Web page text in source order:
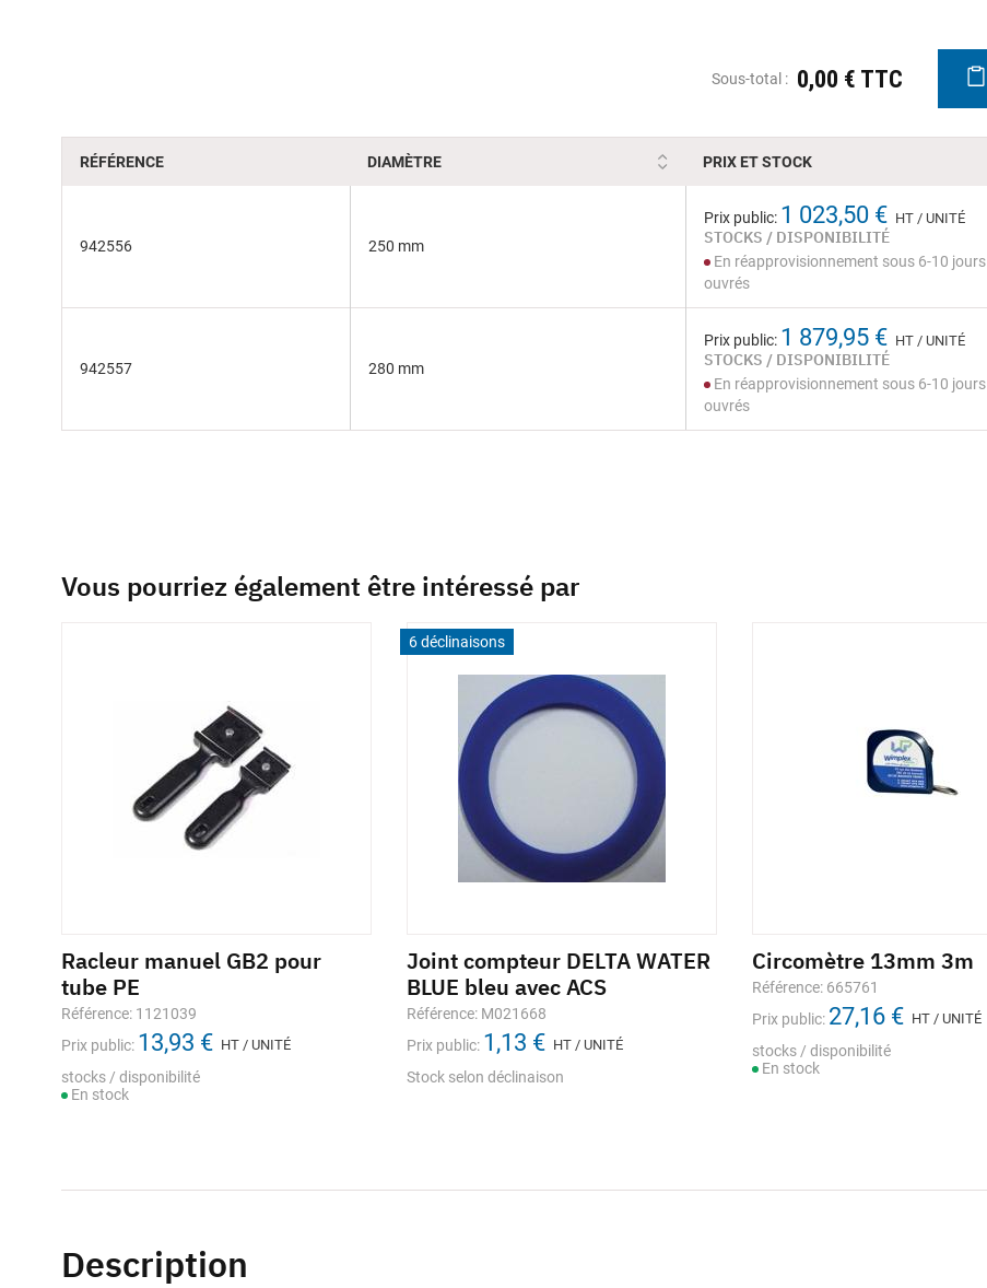
Sous-total : 0,00 € TTC
RÉFÉRENCE DIAMÈTRE PRIX ET STOCK
942556 250 mm
Prix public: 1 023,50 € HT / UNITÉ
STOCKS / DISPONIBILITÉ
En réapprovisionnement sous 6-10 jours
ouvrés
942557 280 mm
Prix public: 1 879,95 € HT / UNITÉ
STOCKS / DISPONIBILITÉ
En réapprovisionnement sous 6-10 jours
ouvrés
Vous pourriez également être intéressé par
Racleur manuel GB2 pour
tube PE
Référence: 1121039
Prix public: 13,93 € HT / UNITÉ
stocks / disponibilité
En stock
6 déclinaisons
Joint compteur DELTA WATER
BLUE bleu avec ACS
Référence: M021668
Prix public: 1,13 € HT / UNITÉ
Stock selon déclinaison
Circomètre 13mm 3m
Référence: 665761
Prix public: 27,16 € HT / UNITÉ
stocks / disponibilité
En stock
Description